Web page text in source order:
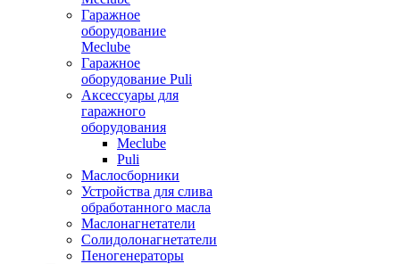
Гаражное
оборудование
Meclube
Гаражное
оборудование Puli
Аксессуары для
гаражного
оборудования
Meclube
Puli
Маслосборники
Устройства для слива
обработанного масла
Маслонагнетатели
Солидолонагнетатели
Пеногенераторы